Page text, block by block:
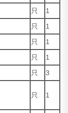
只
1
只
1
只
1
只
1
只
3
只 1